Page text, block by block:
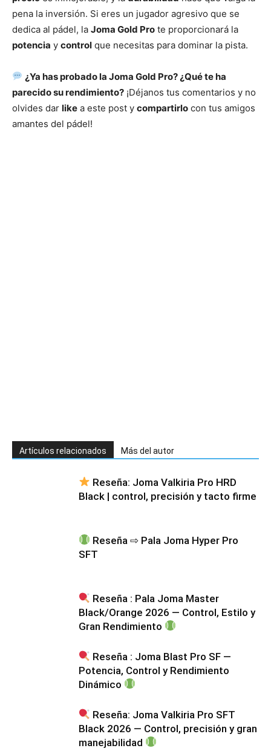
pena la inversión. Si eres un jugador agresivo que se
dedica al pádel, la Joma Gold Pro te proporcionará la
potencia y control que necesitas para dominar la pista.
¿Ya has probado la Joma Gold Pro? ¿Qué te ha
parecido su rendimiento? ¡Déjanos tus comentarios y no
olvides dar like a este post y compartirlo con tus amigos
amantes del pádel!
Artículos relacionados Más del autor
Reseña: Joma Valkiria Pro HRD
Black | control, precisión y tacto firme
Reseña ⇨ Pala Joma Hyper Pro
SFT
Reseña : Pala Joma Master
Black/Orange 2026 — Control, Estilo y
Gran Rendimiento
Reseña : Joma Blast Pro SF —
Potencia, Control y Rendimiento
Dinámico
Reseña: Joma Valkiria Pro SFT
Black 2026 — Control, precisión y gran
manejabilidad